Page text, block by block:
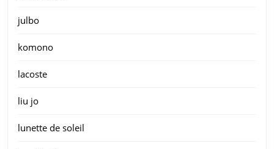
julbo
komono
lacoste
liu jo
lunette de soleil